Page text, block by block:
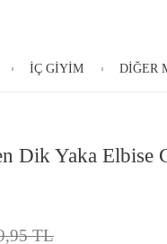
İÇ GİYİM DİĞER
Dik Yaka Elbise
TL